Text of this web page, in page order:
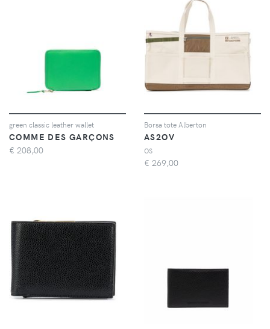
green classic leather wallet
COMME DES GARÇONS
€ 208,00
Borsa tote Alberton
AS2OV
OS
€ 269,00